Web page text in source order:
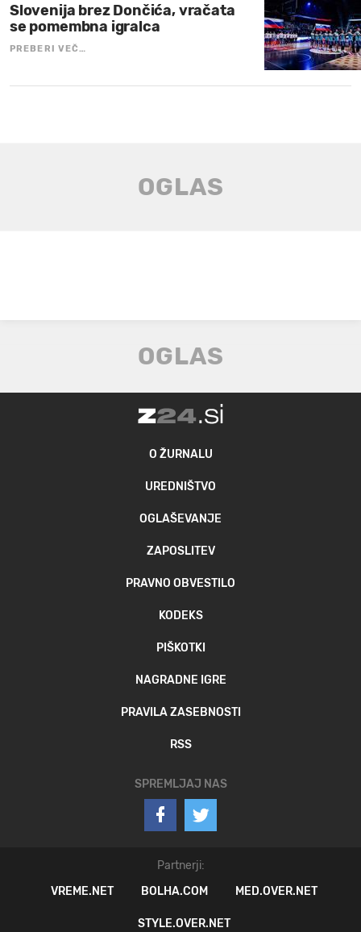
Slovenija brez Dončića, vračata
se pomembna igralca
PREBERI VEČ…
O ŽURNALU
UREDNIŠTVO
OGLAŠEVANJE
ZAPOSLITEV
PRAVNO OBVESTILO
KODEKS
PIŠKOTKI
NAGRADNE IGRE
PRAVILA ZASEBNOSTI
RSS
SPREMLJAJ NAS
Partnerji:
VREME.NET
BOLHA.COM MED.OVER.NET
STYLE.OVER.NET